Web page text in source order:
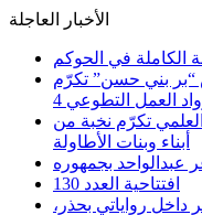
الأخبار العاجلة
“بر بني حسن” تكرّم
تكرّم نخبة من
أبناء وبنات الأطاولة
عبدالواحد بجمهوره
افتتاحية العدد 130
رواياتي بحذر،